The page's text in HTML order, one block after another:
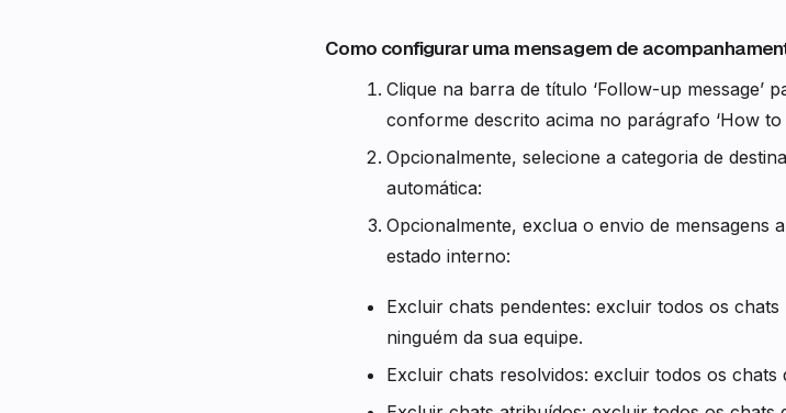
Como configurar uma mensagem de
Clique na barra de título ‘Follow-up message’
conforme descrito acima no parágrafo ‘How
Opcionalmente, selecione a categoria de
automática:
Opcionalmente, exclua o envio de mensagens
estado interno:
Excluir chats pendentes: excluir todos os
ninguém da sua equipe.
Excluir chats resolvidos: excluir todos os chats